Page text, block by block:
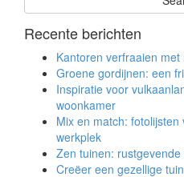
Recente berichten
Kantoren verfraaien
Groene gordijnen: een
Inspiratie voor
woonkamer
Mix en match:
werkplek
Zen tuinen:
Creëer een gezellige